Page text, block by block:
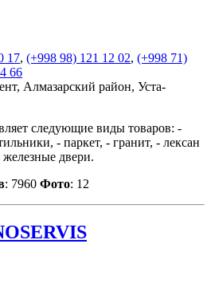
17, (+998 98) 121 12 02, (+998 71)
66
Алмазарский район, Уста-
следующие виды товаров: -
- паркет, - гранит, - лексан
железные двери.
: 7960 Фото: 12